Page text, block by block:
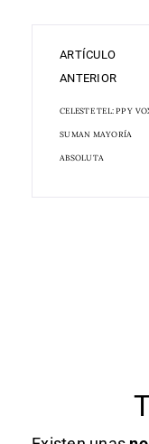
ARTÍCULO
ANTERIOR
CELESTE TEL: PP Y
SUMAN MAYORÍA
ABSOLUTA